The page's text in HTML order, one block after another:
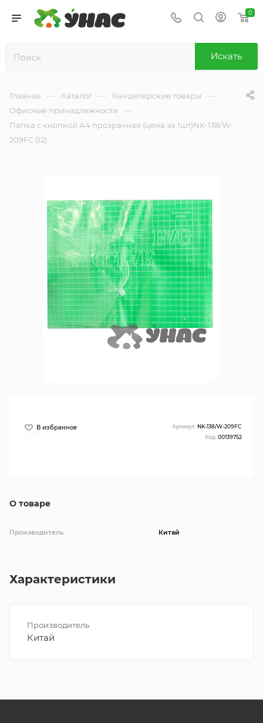
0
Искать
Главная — Каталог — Канцелярские товары —
Офисные принадлежности —
Папка с кнопкой А4 прозрачная (цена за 1шт)NK-138/W-
209FC (12)
О товаре
Производитель Китай
Артикул: NK-138/W-209FC
Код:00139752
Характеристики
Производитель
Китай